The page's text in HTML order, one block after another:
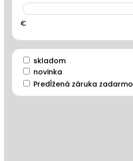
€
skladom
novinka
Predĺžená záruka zadarmo